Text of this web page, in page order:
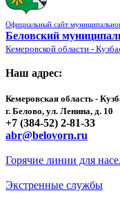
Официальный сайт
Беловский
Кемеровской области -
Наш адрес:
Кемеровская область -
г. Белово, ул. Ленина, д. 10
+7 (384-52) 2-81-33
abr@belovorn.ru
Горячие линии для
Экстренные службы